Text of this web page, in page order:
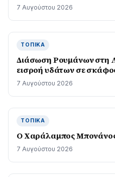
7 Αυγούστου 2026
ΤΟΠΙΚΆ
Διάσωση Ρουμάνων στη
εισροή υδάτων σε
7 Αυγούστου 2026
ΤΟΠΙΚΆ
Ο Χαράλαμπος
7 Αυγούστου 2026